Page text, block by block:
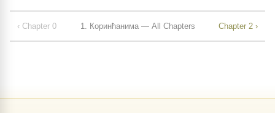
‹ Chapter 0 1. Коринћанима — All Chapters Chapter 2 ›